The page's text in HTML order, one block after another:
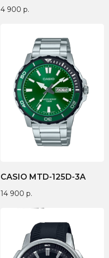
4 900 р.
CASIO MTD-125D-3A
14 900 р.